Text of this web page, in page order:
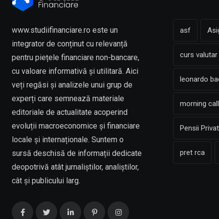
www.studiifinanciare.ro este un
integrator de conținut cu relevanță
pentru piețele financiare non-bancare,
cu valoare informativă și utilitară. Aici
veți regăsi și analizele unui grup de
experți care semnează materiale
editoriale de actualitate acoperind
evoluții macroeconomice și financiare
locale și internaționale. Suntem o
sursă deschisă de informații dedicate
deopotrivă atât jurnaliștilor, analiștilor,
cât și publicului larg.
asf
curs valutar
leonardo
morning
Pensii
pret rca